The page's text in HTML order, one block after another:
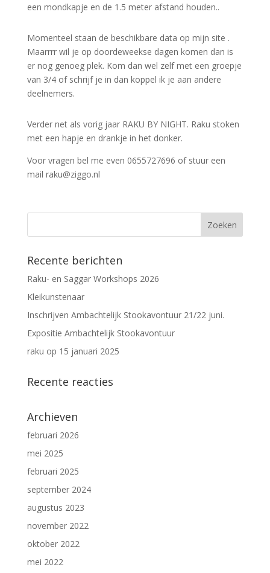
een mondkapje en de 1.5 meter afstand houden..
Momenteel staan de beschikbare data op mijn site .
Maarrrr wil je op doordeweekse dagen komen dan is
er nog genoeg plek. Kom dan wel zelf met een groepje
van 3/4 of schrijf je in dan koppel ik je aan andere
deelnemers.
Verder net als vorig jaar RAKU BY NIGHT. Raku stoken
met een hapje en drankje in het donker.
Voor vragen bel me even 0655727696 of stuur een
mail raku@ziggo.nl
Recente berichten
Raku- en Saggar Workshops 2026
Kleikunstenaar
Inschrijven Ambachtelijk Stookavontuur 21/22 juni.
Expositie Ambachtelijk Stookavontuur
raku op 15 januari 2025
Recente reacties
Archieven
februari 2026
mei 2025
februari 2025
september 2024
augustus 2023
november 2022
oktober 2022
mei 2022